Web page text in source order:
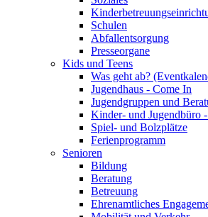
Schulen
Abfallentsorgung
Presseorgane
Kids und Teens
Was geht ab?
Jugendhaus - Come In
Jugendgruppen und
Kinder- und Jugendbüro
Spiel- und Bolzplätze
Ferienprogramm
Senioren
Bildung
Beratung
Betreuung
Ehrenamtliches